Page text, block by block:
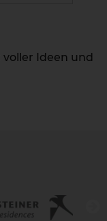
voller Ideen und